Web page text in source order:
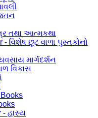
તથા આત્મકથા
- વિશેષ છૂટ વાળા પુસ્તકોનો
માર્ગદર્શન
વિકાસ
- હાસ્ય